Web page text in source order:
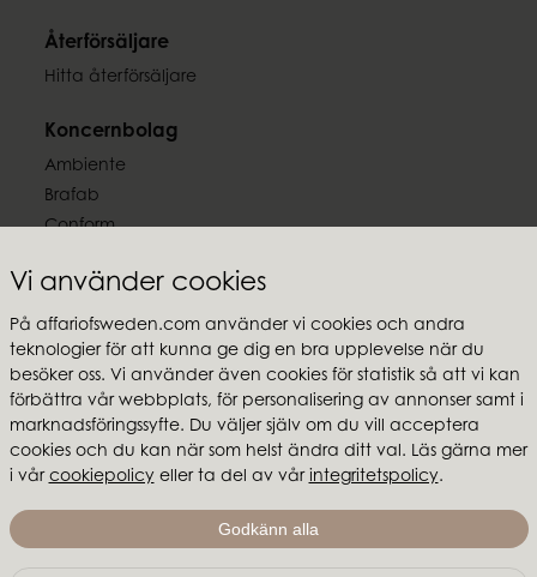
Vi använder cookies
På affariofsweden.com använder vi cookies och andra
teknologier för att kunna ge dig en bra upplevelse när du
besöker oss. Vi använder även cookies för statistik så att vi kan
förbättra vår webbplats, för personalisering av annonser samt i
marknadsföringssyfte. Du väljer själv om du vill acceptera
cookies och du kan när som helst ändra ditt val. Läs gärna mer
i vår cookiepolicyeller ta del av vår integritetspolicy.
Godkänn alla
Återförsäljare
Hitta återförsäljare
Koncernbolag
Ambiente
Brafab
Conform
MTI
Följ oss
Affari of Sweden
Om oss